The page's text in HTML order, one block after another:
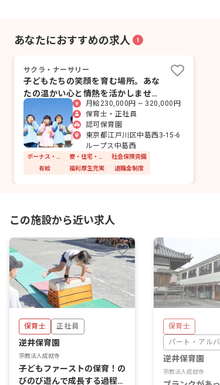
あなたにおすすめの求人 1
サクラ・ナーサリー
子どもたちの笑顔を育む場所。あな
たの温かい心と情熱を活かしません
か？
月給230,000円 ~ 320,000円
保育士・正社員
認可保育園
東京都江戸川区中葛西3-15-6
ループス中葛西
社会保険完備
有給
福利厚生充実 退職金制度
この施設から近い求人
保育士 正社員
逆井保育園
宗教法人成就寺
子どもファーストの保育！の
びのび遊んで成長する過程を
保育士
パート・アルバ
逆井保育園
宗教法人成就寺